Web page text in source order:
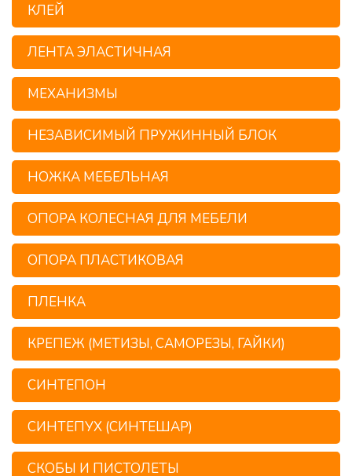
КЛЕЙ
ЛЕНТА ЭЛАСТИЧНАЯ
МЕХАНИЗМЫ
НЕЗАВИСИМЫЙ ПРУЖИННЫЙ БЛОК
НОЖКА МЕБЕЛЬНАЯ
ОПОРА КОЛЕСНАЯ ДЛЯ МЕБЕЛИ
ОПОРА ПЛАСТИКОВАЯ
ПЛЕНКА
КРЕПЕЖ (МЕТИЗЫ, САМОРЕЗЫ, ГАЙКИ)
СИНТЕПОН
СИНТЕПУХ (СИНТЕШАР)
СКОБЫ И ПИСТОЛЕТЫ